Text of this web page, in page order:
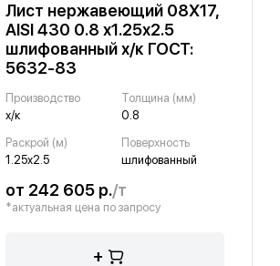
Лист нержавеющий 08Х17,
AISI 430 0.8 х1.25х2.5
шлифованный х/к ГОСТ:
5632-83
Производство
х/к
Толщина (мм)
0.8
Раскрой (м)
1.25х2.5
Поверхность
шлифованный
от 242 605 р./т
*актуальная цена по запросу
+